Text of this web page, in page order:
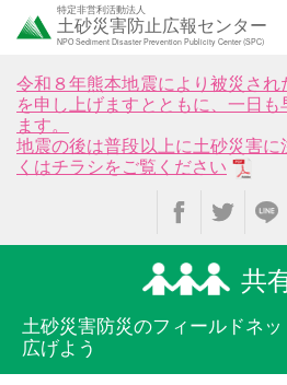
特定非営利活動法人
土砂災害防止広報センター
NPO Sediment Disaster Prevention Publicity Center (SPC)
令和８年熊本地震により被災さ
を申し上げますとともに、一日
ます。
地震の後は普段以上に土砂災害
くはチラシをご覧ください
共
土砂災害防災のフィールドネッ
広げよう